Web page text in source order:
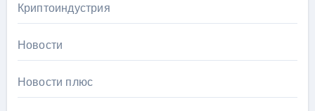
Криптоиндустрия
Новости
Новости плюс